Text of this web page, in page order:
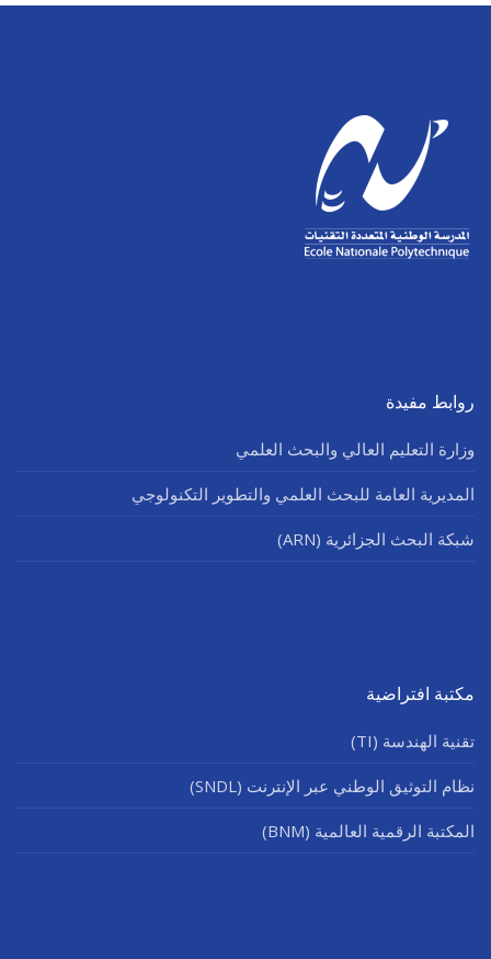
روابط مفيدة
وزارة التعليم العالي والبحث العلمي
المديرية العامة للبحث العلمي والتطوير التكنولوجي
شبكة البحث الجزائرية (ARN)
مكتبة افتراضية
تقنية الهندسة (TI)
نظام التوثيق الوطني عبر الإنترنت (SNDL)
المكتبة الرقمية العالمية (BNM)